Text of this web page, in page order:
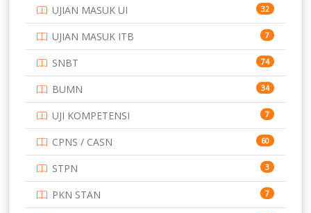
SMP 134
STIP 2
153
345
UNIVERSITAS AIRLANGGA 15
16
15
15
UJIAN MASUK UI 32
UJIAN MASUK ITB 7
SNBT 74
BUMN 34
UJI KOMPETENSI 7
CPNS / CASN 60
STPN 3
PKN STAN 7